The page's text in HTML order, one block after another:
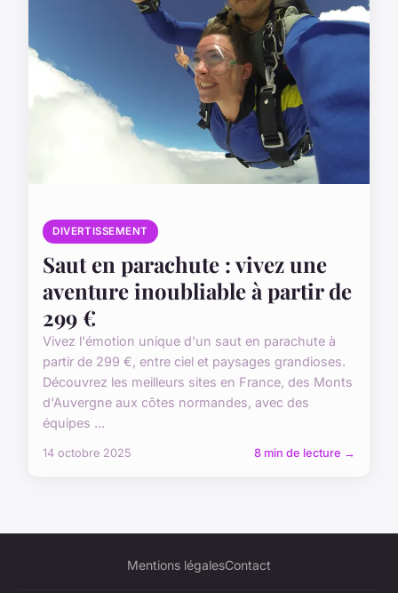
DIVERTISSEMENT
Saut en parachute : vivez une
aventure inoubliable à partir de
299 €
Vivez l'émotion unique d'un saut en parachute à
partir de 299 €, entre ciel et paysages grandioses.
Découvrez les meilleurs sites en France, des Monts
d'Auvergne aux côtes normandes, avec des
équipes ...
14 octobre 2025 8 min de lecture →
Mentions légalesContact